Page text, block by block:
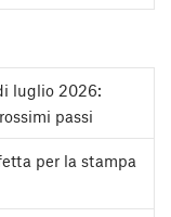
luglio 2026:
passi
per la stampa